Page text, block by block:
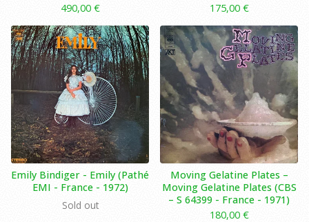
490,00 €
175,00 €
Emily Bindiger - Emily (Pathé
EMI - France - 1972)
Sold out
Moving Gelatine Plates –
Moving Gelatine Plates (CBS
– S 64399 - France - 1971)
180,00 €